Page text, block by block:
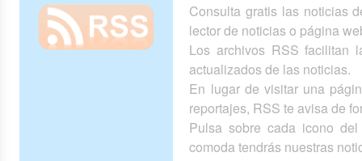
Consulta gratis las noticias
lector de noticias o página
Los archivos RSS facilitan
actualizados de las noticias.
En lugar de visitar una
reportajes, RSS te avisa de
Pulsa sobre cada icono
comoda tendrás nuestras